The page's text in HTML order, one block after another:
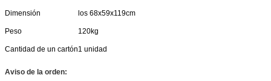
Dimensión los 68x59x119cm
Peso 120kg
Cantidad de un cartón1 unidad
Aviso de la orden: